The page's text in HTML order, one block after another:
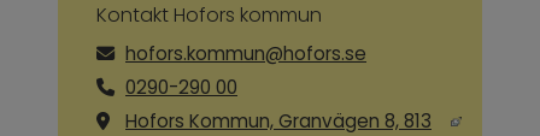
Kontakt Hofors kommun
hofors.kommun@hofors.se
0290-290 00
Hofors Kommun, Granvägen 8, 813